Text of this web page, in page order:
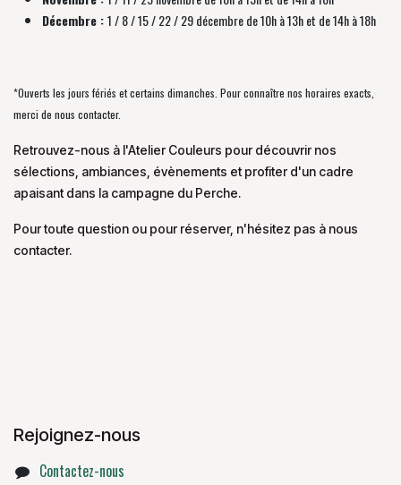
Décembre :1 / 8 / 15 / 22 / 29 décembrede10h à 13h et de 14h à 18h
*Ouverts les jours fériés et certains dimanches. Pour connaître nos horaires exacts,
merci de nous contacter.
Retrouvez-nous à l'Atelier Couleurs pour découvrir nos
sélections, ambiances, évènements et profiter d'un cadre
apaisant dans la campagne du Perche.
Pour toute question ou pour réserver, n'hésitez pas à nous
contacter.
Rejoignez-nous
Contactez-nous